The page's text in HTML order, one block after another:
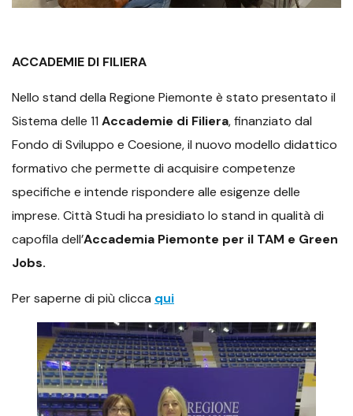
ACCADEMIE DI FILIERA
Nello stand della Regione Piemonte è stato presentato il
Sistema delle 11 Accademie di Filiera, finanziato dal
Fondo di Sviluppo e Coesione, il nuovo modello didattico
formativo che permette di acquisire competenze
specifiche e intende rispondere alle esigenze delle
imprese. Città Studi ha presidiato lo stand in qualità di
capofila dell’Accademia Piemonte per il TAM e Green
Jobs.
Per saperne di più clicca qui